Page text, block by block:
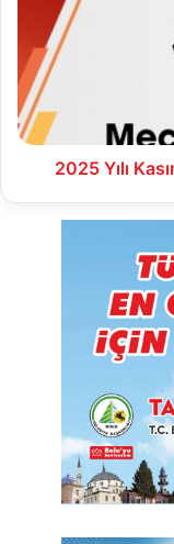
Meclis
Toplantı
Duyurusu
2025 Yılı